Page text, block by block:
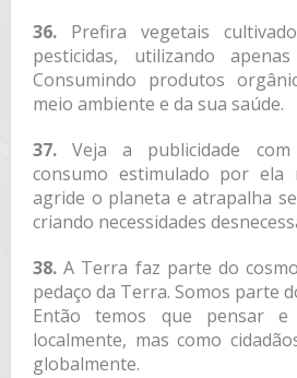
36.Prefira vegetais
pesticidas, utilizando
Consumindo produtos
meio ambiente e da sua saúde.
37.Veja a publicidade
consumo estimulado por ela
agride o planeta e atrapalha
criando necessidades
38.A Terra faz parte do
pedaço da Terra. Somos parte
Então temos que pensar
localmente, mas como
globalmente.